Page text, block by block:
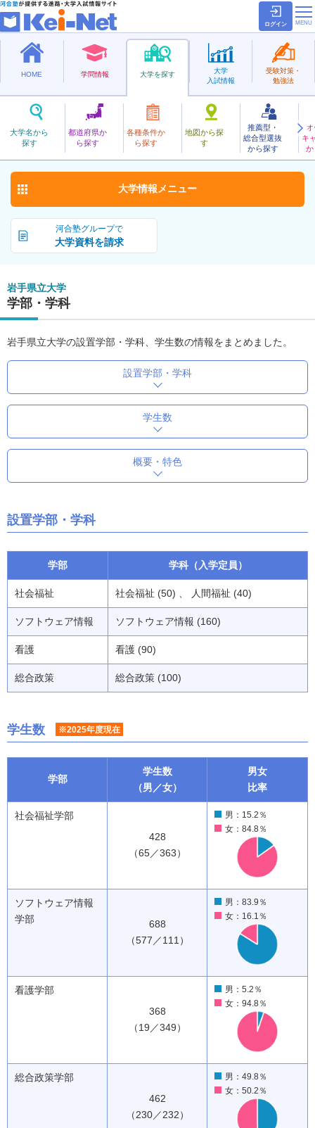
ログイン
HOME 学問情報 大学を探す
大学名から
探す
都道府県か
ら探す
各種条件か
ら探す
地図から探
す
推薦型・
総合型選抜
から探す
キ
か
大学
入試情報
受験対策・
勉強法
公立
いわてけんりつ
岩手県立大学 お気に入り
河合塾グループで
大学資料を請求
大学情報 メニュー
岩手県立大学
学部・学科
岩手県立大学の設置学部・学科、学生数の情報をまとめました。
設置学部・学科
学生数
概要・特色
設置学部・学科
学部 学科（入学定員）
社会福祉 社会福祉 (50) 、 人間福祉 (40)
ソフトウェア情報 ソフトウェア情報 (160)
看護 看護 (90)
総合政策 総合政策 (100)
学生数 ※2025年度現在
学部
学生数
（男／女）
男女
比率
社会福祉学部
428
（65／363）
男：15.2％
女：84.8％
ソフトウェア情報
学部
688
（577／111）
男：83.9％
女：16.1％
看護学部
368
（19／349）
男：5.2％
女：94.8％
総合政策学部
462
（230／232）
男：49.8％
女：50.2％